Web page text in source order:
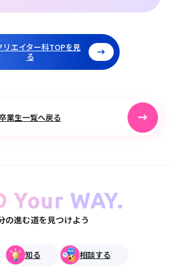
リエイター科TOPを見
る
業生一覧へ戻る
Your WAY.
の進む道を見つけよう
知る 相談する